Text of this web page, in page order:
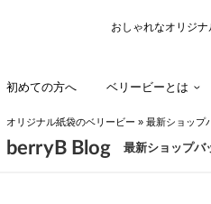
おしゃれなオリジ
初めての方へ ベリービーとは
オリジナル紙袋のベリービー » 最新ショップ
最新ショップバ
berryB Blog